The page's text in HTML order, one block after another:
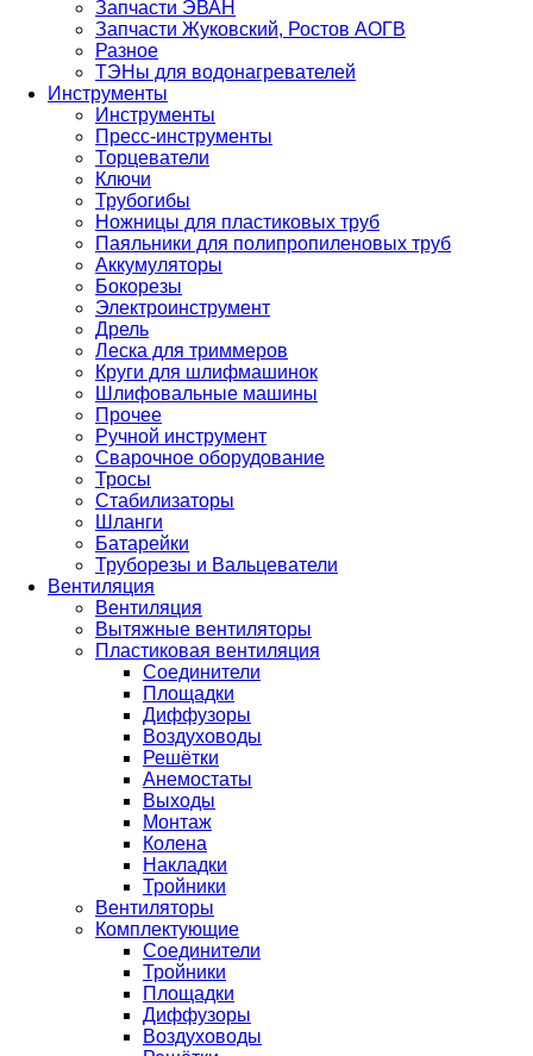
Запчасти ЭВАН
Запчасти Жуковский, Ростов АОГВ
Разное
ТЭНы для водонагревателей
Инструменты
Инструменты
Пресс-инструменты
Торцеватели
Ключи
Трубогибы
Ножницы для пластиковых труб
Паяльники для полипропиленовых труб
Аккумуляторы
Бокорезы
Электроинструмент
Дрель
Леска для триммеров
Круги для шлифмашинок
Шлифовальные машины
Прочее
Ручной инструмент
Сварочное оборудование
Тросы
Стабилизаторы
Шланги
Батарейки
Труборезы и Вальцеватели
Вентиляция
Вентиляция
Вытяжные вентиляторы
Пластиковая вентиляция
Соединители
Площадки
Диффузоры
Воздуховоды
Решётки
Анемостаты
Выходы
Монтаж
Колена
Накладки
Тройники
Вентиляторы
Комплектующие
Соединители
Тройники
Площадки
Диффузоры
Воздуховоды